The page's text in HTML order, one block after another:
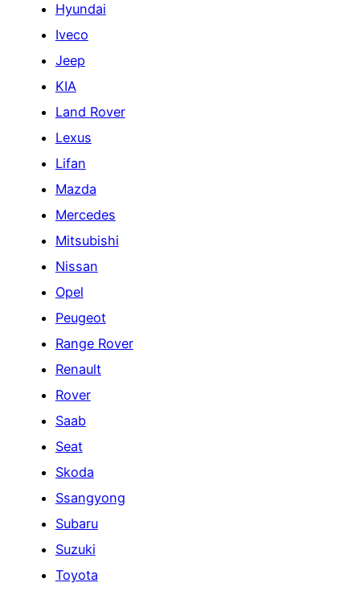
Hyundai
Iveco
Jeep
KIA
Land Rover
Lexus
Lifan
Mazda
Mercedes
Mitsubishi
Nissan
Opel
Peugeot
Range Rover
Renault
Rover
Saab
Seat
Skoda
Ssangyong
Subaru
Suzuki
Toyota